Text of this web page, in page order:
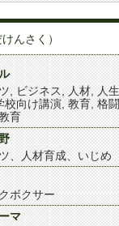
んさく）
ビジネス 人材 人
校向け講演 教育 格
育
、人材育成、いじめ
ボクサー
マ